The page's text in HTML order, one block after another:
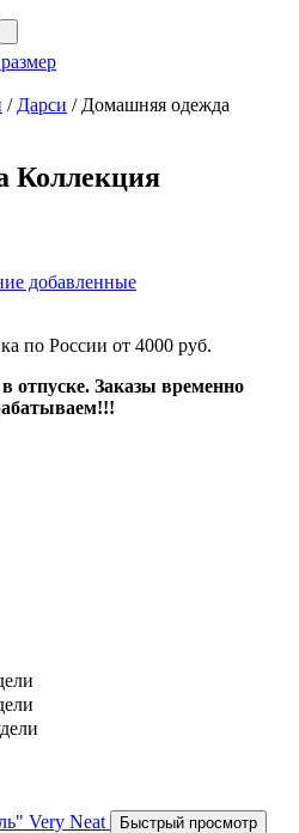
/ Дарси /Домашняя одежда
Коллекция
добавленные
по России от 4000 руб.
отпуске. Заказы временно
Быстрый просмотр